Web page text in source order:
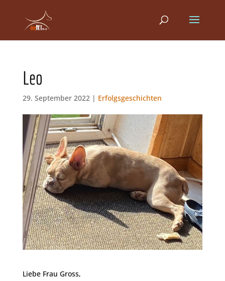
Leo
29. September 2022 | Erfolgsgeschichten
Liebe Frau Gross,